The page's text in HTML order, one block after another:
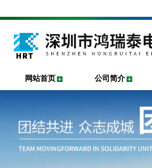
网站首页 公司简介